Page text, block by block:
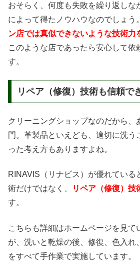
おそらく、何度も失敗を繰り返しな
によって得たノウハウなのでしょう。
ン店では真似できないような技術力
このような店であったら安心して依
す。
リペア（修復）技術も信頼で
クリーニングショップなのだから、
門。革製品といえども、適切に洗う
った考え方もありますよね。
RINAVIS（リナビス）が優れている
術だけではなく、
リペア（修復）技
す。
こちらも詳細はホームページを見て
が、洗いと乾燥の後、修復、色入れ
をすべて手作業で実施しています。